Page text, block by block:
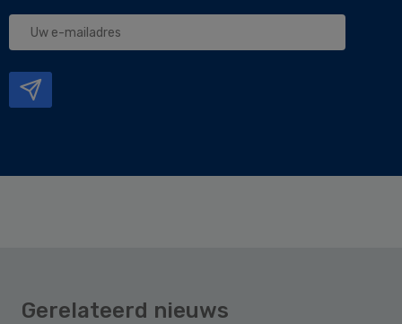
Uw
Gerelateerd nieuws